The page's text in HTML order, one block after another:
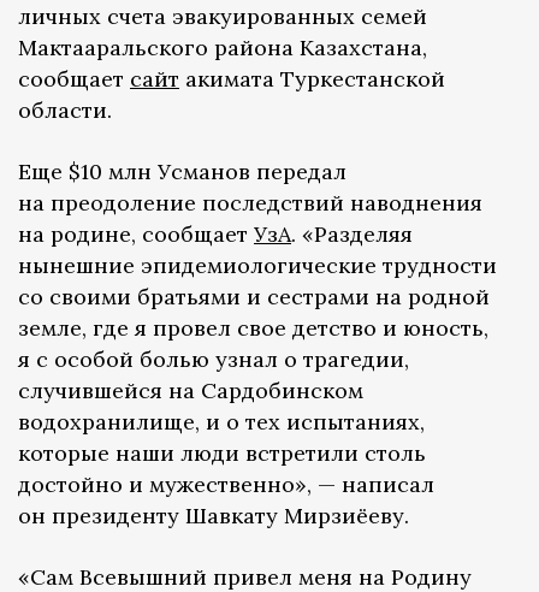
личных счета эвакуированных семей
Мактааральского района Казахстана,
сообщает сайт акимата Туркестанской
области.
Еще $10 млн Усманов передал
на преодоление последствий наводнения
на родине, сообщает УзА. «Разделяя
нынешние эпидемиологические трудности
со своими братьями и сестрами на родной
земле, где я провел свое детство и юность,
я с особой болью узнал о трагедии,
случившейся на Сардобинском
водохранилище, и о тех испытаниях,
которые наши люди встретили столь
достойно и мужественно», — написал
он президенту Шавкату Мирзиёеву.
«Сам Всевышний привел меня на Родину